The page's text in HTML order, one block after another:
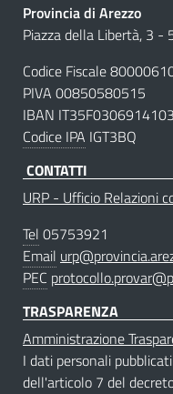
Provincia di Arezzo
Piazza della Libertà, 3 -
Codice Fiscale
PIVA 00850580515
IBAN
Codice IPA IGT3BQ
CONTATTI
URP - Ufficio Relazioni
Tel 05753921
Email
PEC
TRASPARENZA
Amministrazione
I dati personali
dell'articolo 7 del